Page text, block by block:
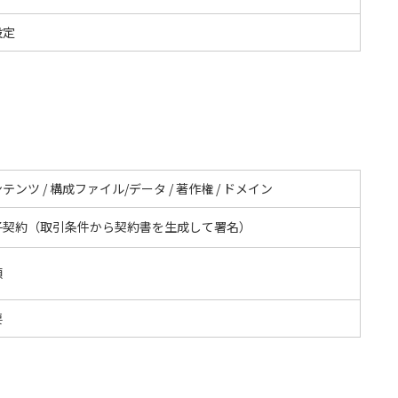
テンツ / 構成ファイル/データ / 著作権 / ドメイン
約（取引条件から契約書を生成して署名）